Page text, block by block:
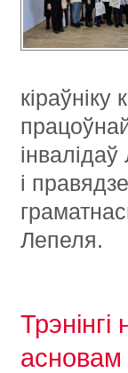
і
Лепеля.
асновам